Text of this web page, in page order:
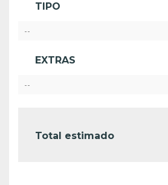
TIPO
--
EXTRAS
--
Total estimado